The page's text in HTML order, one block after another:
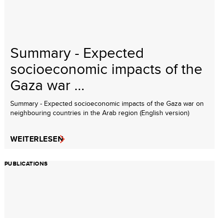
Summary - Expected
socioeconomic impacts of the
Gaza war ...
Summary - Expected socioeconomic impacts of the Gaza war on
neighbouring countries in the Arab region (English version)
WEITERLESEN
PUBLICATIONS